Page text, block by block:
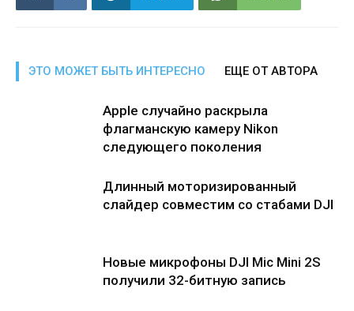
ЭТО МОЖЕТ БЫТЬ ИНТЕРЕСНО ЕЩЕ ОТ АВТОРА
Apple случайно раскрыла
флагманскую камеру Nikon
следующего поколения
Длинный моторизированный
слайдер совместим со стабами DJI
Новые микрофоны DJI Mic Mini 2S
получили 32-битную запись